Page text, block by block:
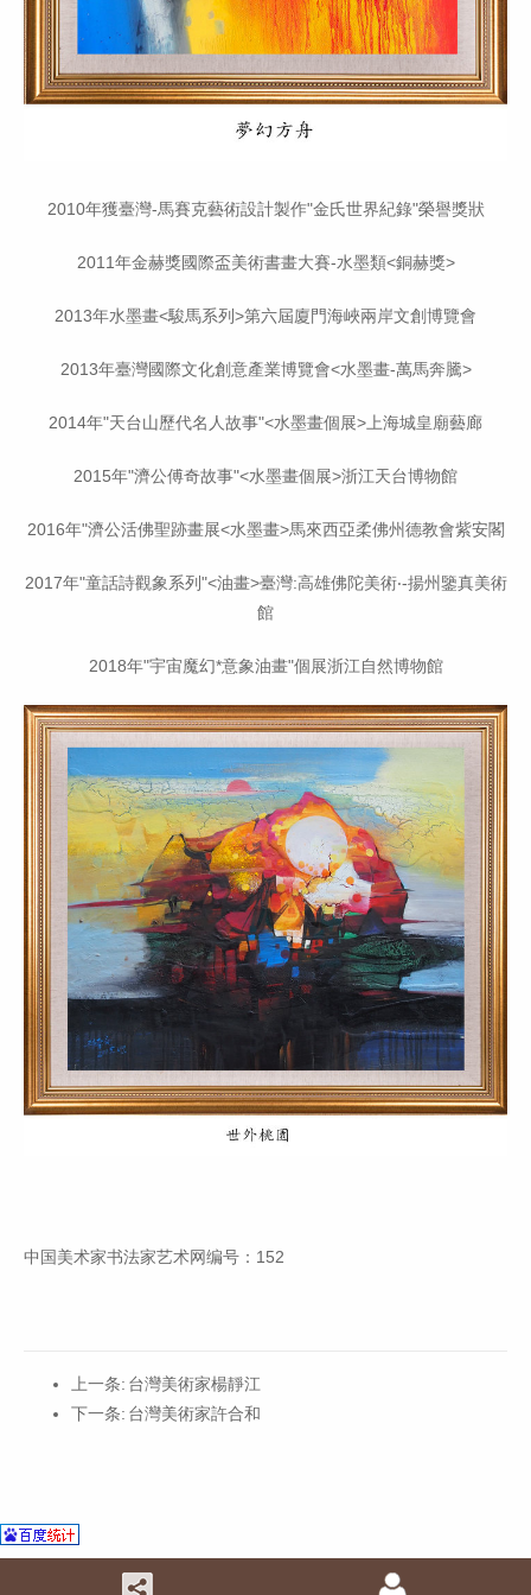
2010年獲臺灣-馬賽克藝術設計製作"金氏世界紀錄"榮譽獎狀
2011年金赫獎國際盃美術書畫大賽-水墨類<銅赫獎>
2013年水墨畫<駿馬系列>第六屆廈門海峽兩岸文創博覽會
2013年臺灣國際文化創意產業博覽會<水墨畫-萬馬奔騰>
2014年"天台山歷代名人故事"<水墨畫個展>上海城皇廟藝廊
2015年"濟公傅奇故事"<水墨畫個展>浙江天台博物館
2016年"濟公活佛聖跡畫展<水墨畫>馬來西亞柔佛州德教會紫安閣
2017年"童話詩觀象系列"<油畫>臺灣:高雄佛陀美術‧-揚州鑒真美術
館
2018年"宇宙魔幻*意象油畫"個展浙江自然博物館
中国美术家书法家艺术网编号：152
上一条: 台灣美術家楊靜江
下一条: 台灣美術家許合和